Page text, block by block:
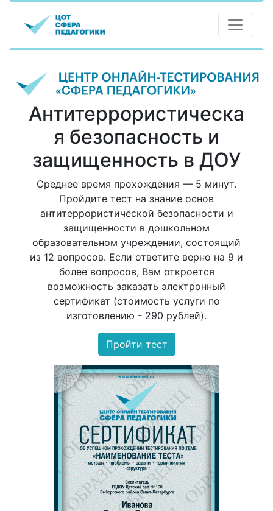
Антитеррористическа
я безопасность и
защищенность в ДОУ
Среднее время прохождения — 5 минут.
Пройдите тест на знание основ
антитеррористической безопасности и
защищенности в дошкольном
образовательном учреждении, состоящий
из 12 вопросов. Если ответите верно на 9 и
более вопросов, Вам откроется
возможность заказать электронный
сертификат (стоимость услуги по
изготовлению - 290 рублей).
Пройти тест